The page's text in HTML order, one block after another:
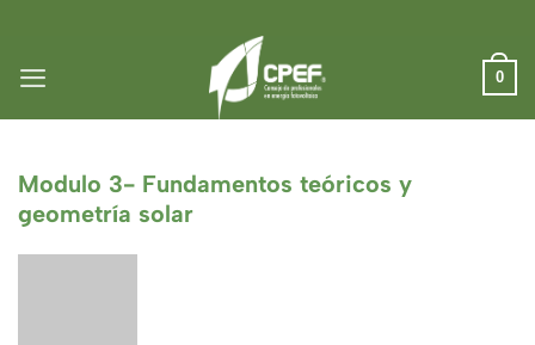
contenido
0
Modulo 3- Fundamentos teóricos y
geometría solar